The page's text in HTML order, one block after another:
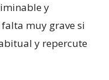
y
muy grave si
y repercute